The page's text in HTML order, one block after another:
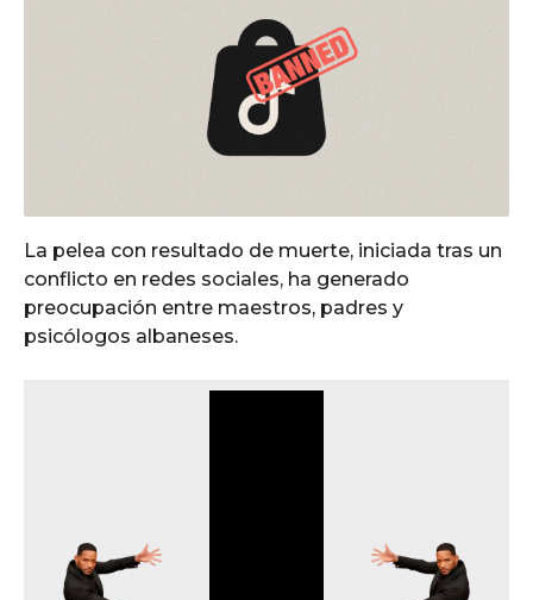
La pelea con resultado de muerte, iniciada tras un
conflicto en redes sociales, ha generado
preocupación entre maestros, padres y
psicólogos albaneses.